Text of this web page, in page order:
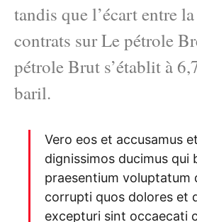
tandis que l’écart entre
contrats sur Le pétrole
pétrole Brut s’établit à
baril.
Vero eos et accusamus
dignissimos ducimus qui
praesentium voluptatum
corrupti quos dolores et
excepturi sint occaecati